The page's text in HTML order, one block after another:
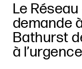
Le
demande
Bathurst
à